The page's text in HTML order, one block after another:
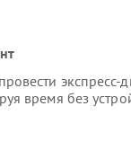
экспресс-
время без